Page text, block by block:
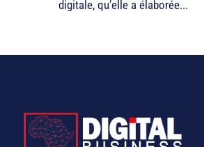
digitale, qu’elle a élaborée...